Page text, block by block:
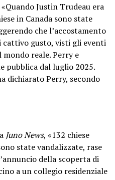
Justin Trudeau era
in Canada sono state
che l’accostamento
cattivo gusto, visti gli eventi
reale. Perry e
pubblica dal luglio 2025.
dichiarato Perry, secondo
Juno News, «132 chiese
state vandalizzate, rase
della scoperta di
a un collegio residenziale